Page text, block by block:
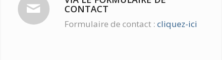
CONTACT
Formulaire de contact : cliquez-ici